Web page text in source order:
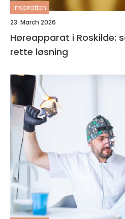
inspiration
23. March 2026
Høreapparat i Roskilde:
rette løsning